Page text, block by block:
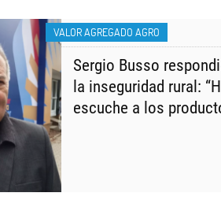
VALOR AGREGADO AGRO
Sergio Busso
la inseguridad rural:
escuche a los